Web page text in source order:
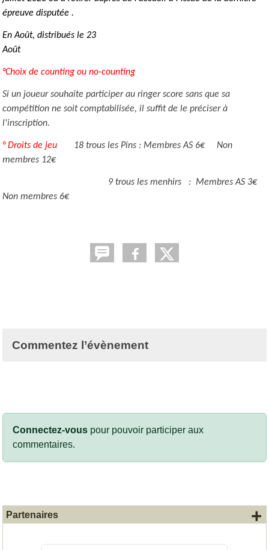
épreuve disputée .
En Août, distribués le 23
Août
°Choix de counting ou no-counting
Si un joueur souhaite participer au ringer score sans que sa
compétition ne soit comptabilisée, il suffit de le préciser à
l'inscription.
° Droits de jeu 18 trous les Pins : Membres AS 6€ Non
membres 12€
9 trous les menhirs : Membres AS 3€
Non membres 6€
Commentez l’évènement
Connectez-vous pour pouvoir participer aux
commentaires.
Partenaires +